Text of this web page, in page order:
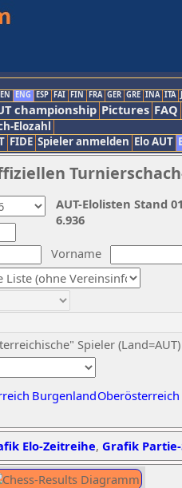
ENG ESP FAI FIN FRA GER GRE INA ITA
championship Pictures FAQ
Elozahl
FIDE Spieler anmelden Elo AUT
Vorname
Spieler (Land=AUT)
BurgenlandOberösterreich
AUT-Elolisten Stand
6.936
Elo-Zeitreihe, Grafik